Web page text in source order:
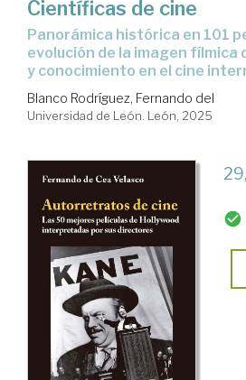
Científicas de cine
Panorámica histórica en 101 películas de la
evolución de la imagen fílmica
y conocimiento en el cine
Blanco Rodríguez, Fernando del
Universidad de León. León, 2025